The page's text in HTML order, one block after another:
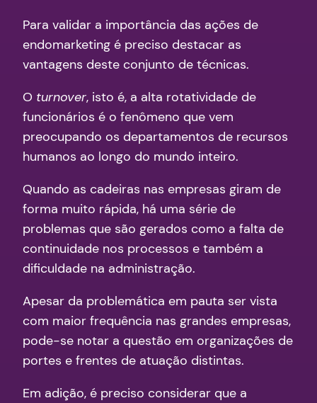
Para validar a importância das ações de
endomarketing é preciso destacar as
vantagens deste conjunto de técnicas.
O turnover, isto é, a alta rotatividade de
funcionários é o fenômeno que vem
preocupando os departamentos de recursos
humanos ao longo do mundo inteiro.
Quando as cadeiras nas empresas giram de
forma muito rápida, há uma série de
problemas que são gerados como a falta de
continuidade nos processos e também a
dificuldade na administração.
Apesar da problemática em pauta ser vista
com maior frequência nas grandes empresas,
pode-se notar a questão em organizações de
portes e frentes de atuação distintas.
Em adição, é preciso considerar que a